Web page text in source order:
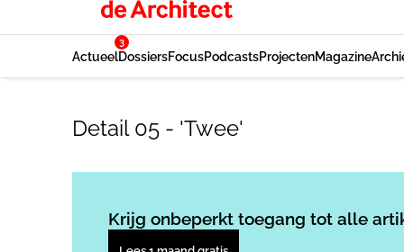
Actueel
3
DossiersFocusPodcastsProjectenMagazine
Detail 05 - 'Twee'
Krijg onbeperkt toegang tot alle